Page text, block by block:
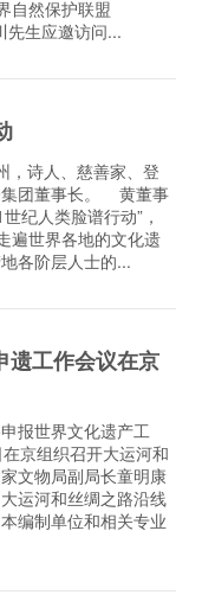
自然保护联盟
先生应邀访问...
，诗人、慈善家、登
集团董事长。 黄董事
纪人类脸谱行动”，
遍世界各地的文化遗
各阶层人士的...
遗工作会议在京
报世界文化遗产工
京组织召开大运河和
文物局副局长童明康
运河和丝绸之路沿线
编制单位和相关专业